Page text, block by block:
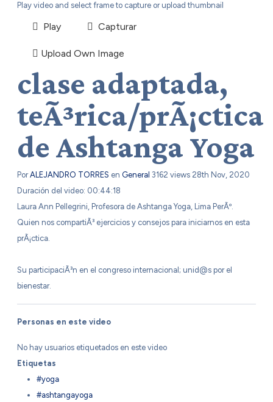
Play video and select frame to capture or upload thumbnail
Play Capturar
Upload Own Image
clase adaptada,
teÃ³rica/prÃ¡ctica
de Ashtanga Yoga
PorALEJANDRO TORRES en General 3162 views 28th Nov, 2020
Duración del video: 00:44:18
Laura Ann Pellegrini, Profesora de Ashtanga Yoga, Lima PerÃº.
Quien nos compartiÃ³ ejercicios y consejos para iniciarnos en esta
prÃ¡ctica.
Su participaciÃ³n en el congreso internacional; unid@s por el
bienestar.
Personas en este video
No hay usuarios etiquetados en este video
Etiquetas
#yoga
#ashtangayoga